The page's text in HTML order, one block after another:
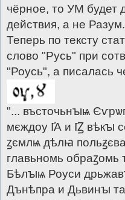
чёрное, то УМ будет
действия, а не Разум.
Теперь по тексту
слово "Русь" при
"Роусь", а писалась
"... въсточьнꙑѩ
мєждоу І҃А и І҃Ꙁ вѣкꙑ
ꙁємлѩ дѣлꙗ
главьномь
Бѣлꙑѩ Роуси
Дънѣпра и Дьвинꙑ